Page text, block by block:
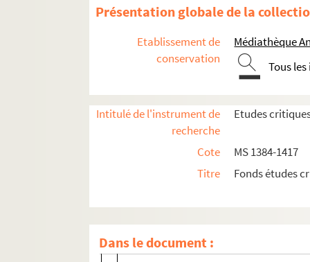
Présentation globale de la
Etablissement de
conservation
Médiathèque
Tous
Intitulé de l'instrument de
recherche
Etudes
Cote
MS 1384-1417
Titre
Fonds études
Dans le document :
MS 1384. Etudes critiques tirées de la
MS 1385. Etudes historiques et
MS 1386. Etudes historiques, littéraires et
Antoine Court
e
George Washington
Une visite aux Etats-Unis
Les miracles du Val de Ville